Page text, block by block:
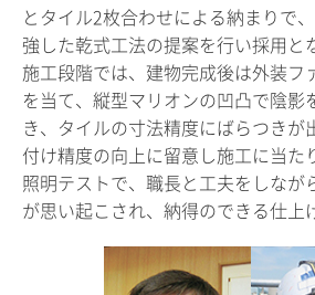
とタイル2枚合わせによる納まりで
強した乾式工法の提案を行い採用と
施工段階では、建物完成後は外装フ
を当て、縦型マリオンの凹凸で陰影
き、タイルの寸法精度にばらつきが
付け精度の向上に留意し施工に当た
照明テストで、職長と工夫をしなが
が思い起こされ、納得のできる仕上